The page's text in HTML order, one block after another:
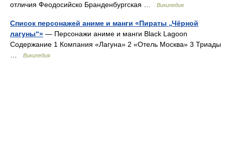
отличия Феодосийско Бранденбургская …
Википедия
Список персонажей аниме и манги «Пираты „Чёрной
лагуны“» — Персонажи аниме и манги Black Lagoon
Содержание 1 Компания «Лагуна» 2 «Отель Москва» 3 Триады
Википедия